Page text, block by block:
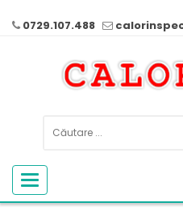
0729.107.488
Toggle
navigation